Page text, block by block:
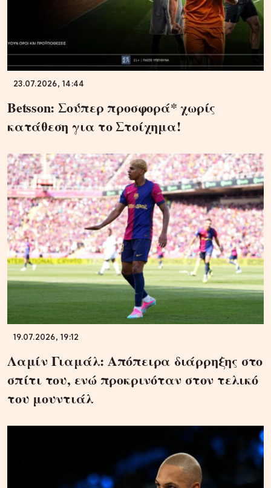
23.07.2026, 14:44
Betsson: Σούπερ προσφορά* χωρίς
κατάθεση για το Στοίχημα!
19.07.2026, 19:12
Λαμίν Γιαμάλ: Απόπειρα διάρρηξης στο
σπίτι του, ενώ προκρινόταν στον τελικό
του μουντιάλ